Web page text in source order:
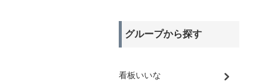
グループから探す
看板いいな